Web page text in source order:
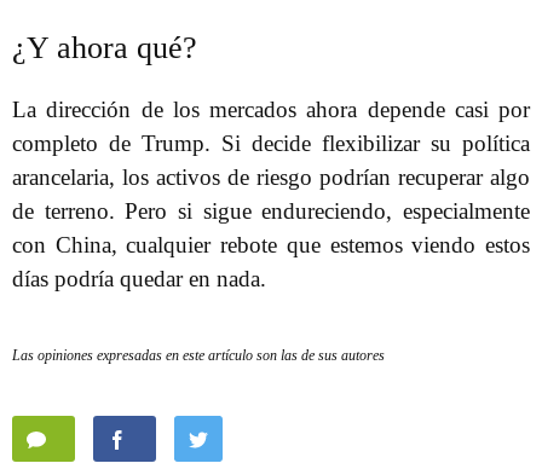
¿Y ahora qué?
La dirección de los mercados ahora depende casi por
completo de Trump. Si decide flexibilizar su política
arancelaria, los activos de riesgo podrían recuperar algo
de terreno. Pero si sigue endureciendo, especialmente
con China, cualquier rebote que estemos viendo estos
días podría quedar en nada.
Las opiniones expresadas en este artículo son las de sus autores